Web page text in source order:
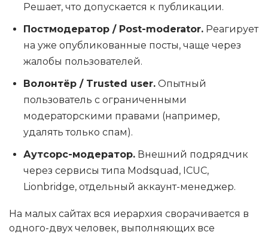
Решает, что допускается к публикации.
Постмодератор / Post-moderator. Реагирует
на уже опубликованные посты, чаще через
жалобы пользователей.
Волонтёр / Trusted user. Опытный
пользователь с ограниченными
модераторскими правами (например,
удалять только спам).
Аутсорс-модератор. Внешний подрядчик
через сервисы типа Modsquad, ICUC,
Lionbridge, отдельный аккаунт-менеджер.
На малых сайтах вся иерархия сворачивается в
одного-двух человек, выполняющих все